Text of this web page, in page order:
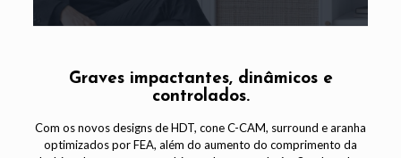
Graves impactantes, dinâmicos e
controlados.
Com os novos designs de HDT, cone C-CAM, surround e aranha
optimizados por FEA, além do aumento do comprimento da